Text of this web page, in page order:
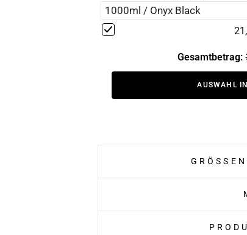
Gesamtbetrag:
AUSWAHL